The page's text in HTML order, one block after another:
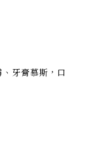
牙膏慕斯，口